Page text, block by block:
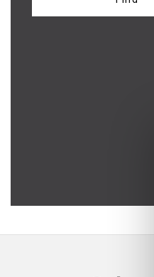
Wood stoves